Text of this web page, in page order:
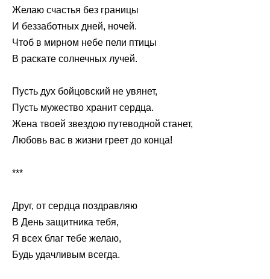
Желаю счастья без границы
И беззаботных дней, ночей.
Чтоб в мирном небе пели птицы
В раскате солнечных лучей.
Пусть дух бойцовский не увянет,
Пусть мужество хранит сердца.
Жена твоей звездою путеводной станет,
Любовь вас в жизни греет до конца!
***
Друг, от сердца поздравляю
В День защитника тебя,
Я всех благ тебе желаю,
Будь удачливым всегда.